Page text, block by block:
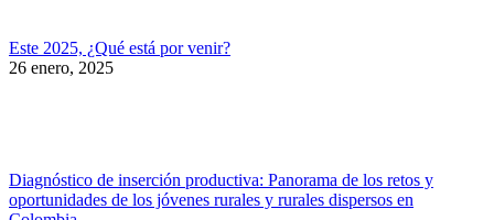
Este 2025, ¿Qué está por venir?
26 enero, 2025
Diagnóstico de inserción productiva: Panorama de los retos y
oportunidades de los jóvenes rurales y rurales dispersos en